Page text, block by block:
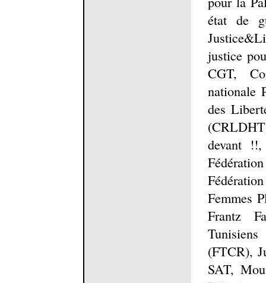
état de
justice
CGT,
nationale
des
devant !!,
Femmes
Frantz
(FTCR),
SAT,